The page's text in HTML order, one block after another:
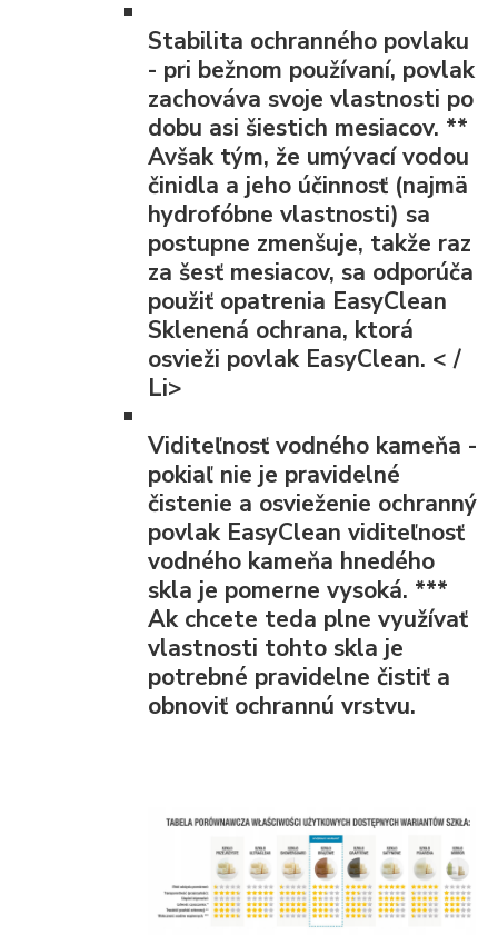
Stabilita ochranného povlaku
- pri bežnom používaní, povlak
zachováva svoje vlastnosti po
dobu asi šiestich mesiacov. **
Avšak tým, že umývací vodou
činidla a jeho účinnosť (najmä
hydrofóbne vlastnosti) sa
postupne zmenšuje, takže raz
za šesť mesiacov, sa odporúča
použiť opatrenia EasyClean
Sklenená ochrana, ktorá
osvieži povlak EasyClean. < /
Li>
Viditeľnosť vodného kameňa -
pokiaľ nie je pravidelné
čistenie a osvieženie ochranný
povlak EasyClean viditeľnosť
vodného kameňa hnedého
skla je pomerne vysoká. ***
Ak chcete teda plne využívať
vlastnosti tohto skla je
potrebné pravidelne čistiť a
obnoviť ochrannú vrstvu.